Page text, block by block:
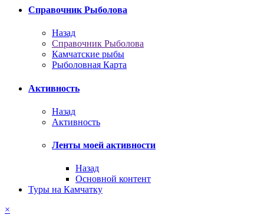
Справочник Рыболова
Назад
Справочник Рыболова
Камчатские рыбы
Рыболовная Карта
Активность
Назад
Активность
Ленты моей активности
Назад
Основной контент
Туры на Камчатку
×